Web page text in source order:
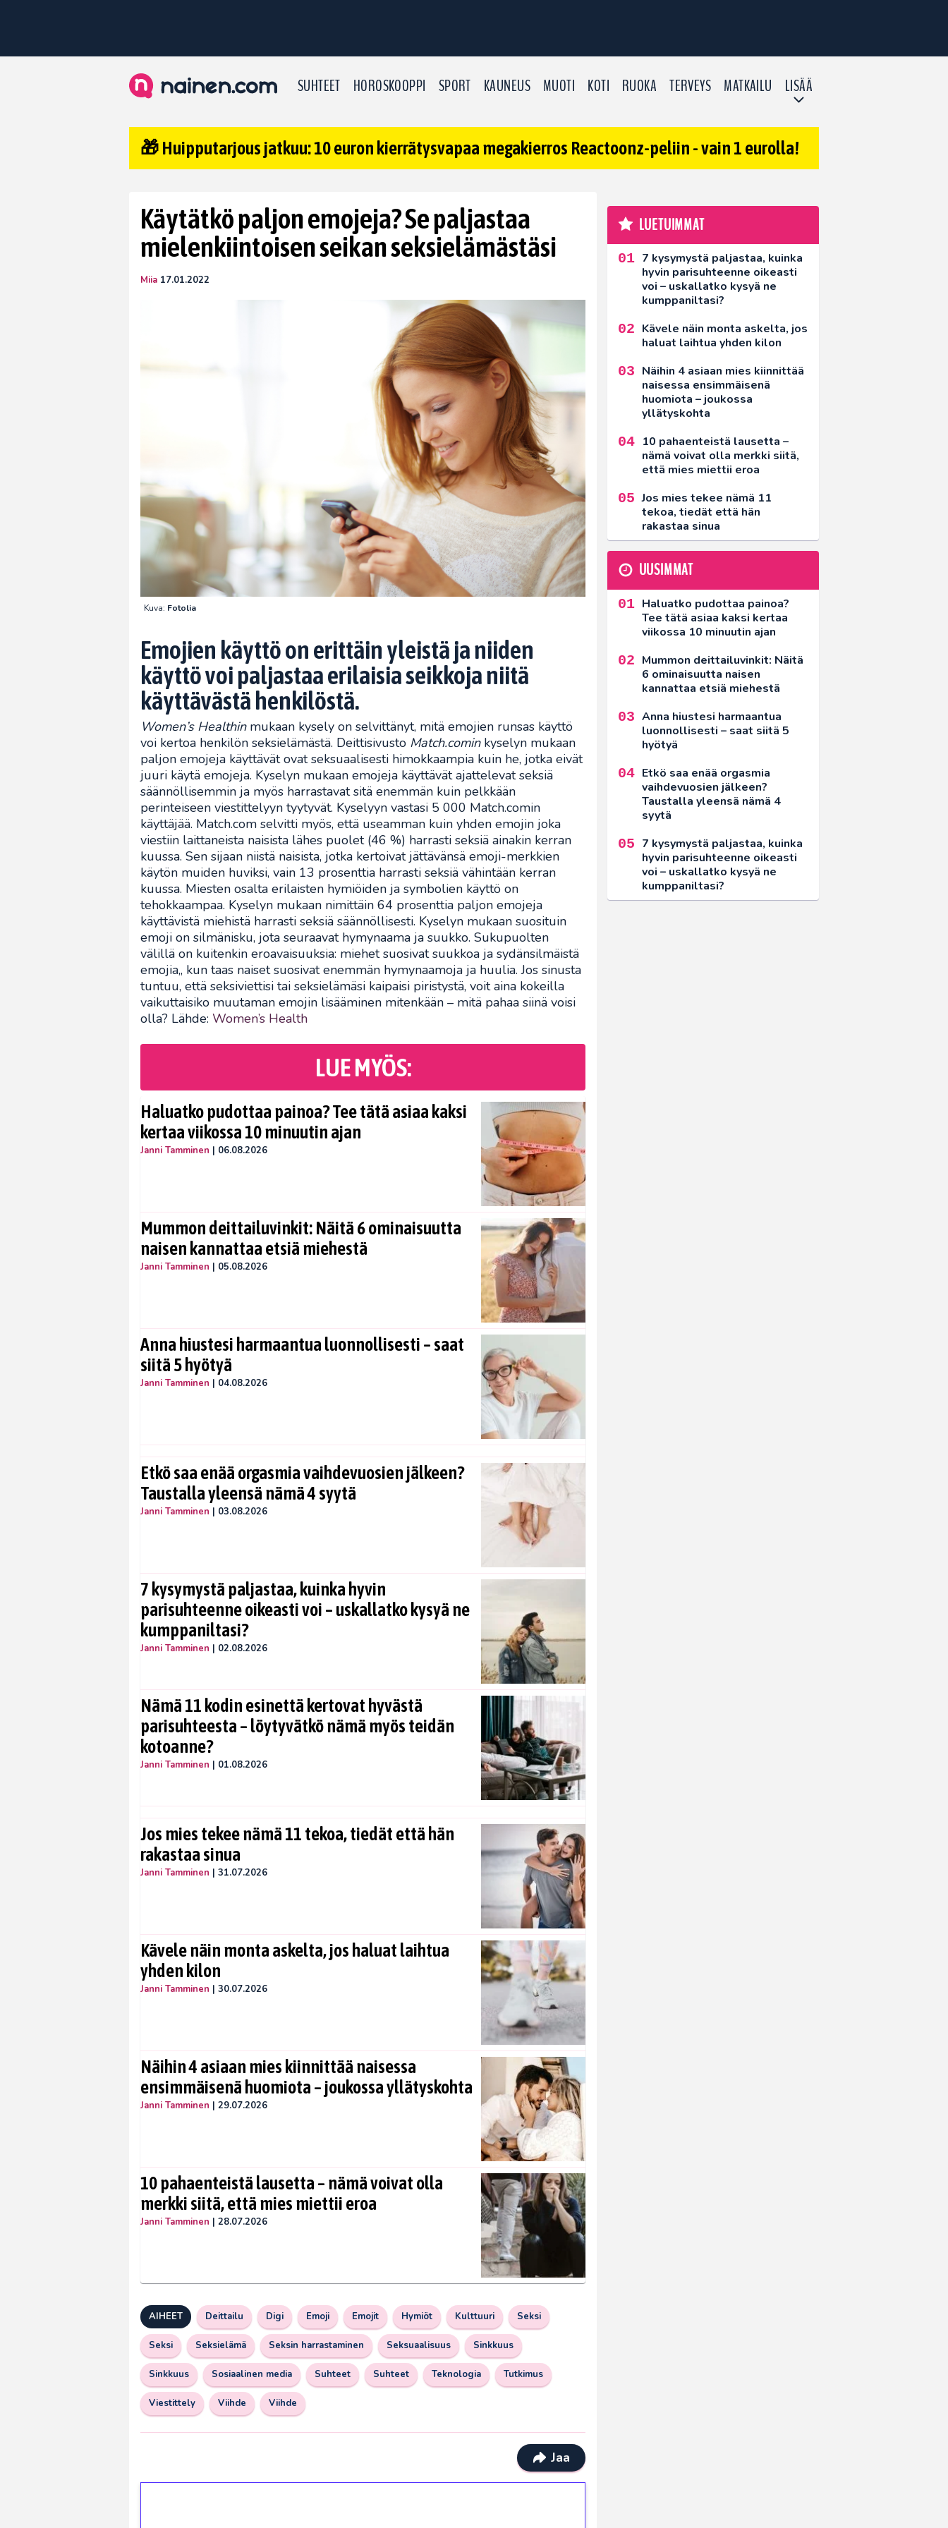
SUHTEET HOROSKOOPPI SPORT KAUNEUS MUOTI KOTI RUOKA TERVEYS MATKAILU LISÄÄ
🎁 Huipputarjous jatkuu: 10 euron kierrätysvapaa megakierros Reactoonz-peliin - vain 1 eurolla!
Käytätkö paljon emojeja? Se paljastaa
mielenkiintoisen seikan seksielämästäsi
Miia 17.01.2022
Kuva: Fotolia
Emojien käyttö on erittäin yleistä ja niiden
käyttö voi paljastaa erilaisia seikkoja niitä
käyttävästä henkilöstä.
Women’s Healthinmukaan kysely on selvittänyt, mitä emojien runsas käyttö
voi kertoa henkilön seksielämästä. Deittisivusto Match.cominkyselyn mukaan
paljon emojeja käyttävät ovat seksuaalisesti himokkaampia kuin he, jotka eivät
juuri käytä emojeja. Kyselyn mukaan emojeja käyttävät ajattelevat seksiä
säännöllisemmin ja myös harrastavat sitä enemmän kuin pelkkään
perinteiseen viestittelyyn tyytyvät. Kyselyyn vastasi 5 000 Match.comin
käyttäjää. Match.com selvitti myös, että useamman kuin yhden emojin joka
viestiin laittaneista naisista lähes puolet (46 %) harrasti seksiä ainakin kerran
kuussa. Sen sijaan niistä naisista, jotka kertoivat jättävänsä emoji-merkkien
käytön muiden huviksi, vain 13 prosenttia harrasti seksiä vähintään kerran
kuussa. Miesten osalta erilaisten hymiöiden ja symbolien käyttö on
tehokkaampaa. Kyselyn mukaan nimittäin 64 prosenttia paljon emojeja
käyttävistä miehistä harrasti seksiä säännöllisesti. Kyselyn mukaan suosituin
emoji on silmänisku, jota seuraavat hymynaama ja suukko. Sukupuolten
välillä on kuitenkin eroavaisuuksia: miehet suosivat suukkoa ja sydänsilmäistä
emojia,, kun taas naiset suosivat enemmän hymynaamoja ja huulia. Jos sinusta
tuntuu, että seksiviettisi tai seksielämäsi kaipaisi piristystä, voit aina kokeilla
vaikuttaisiko muutaman emojin lisääminen mitenkään – mitä pahaa siinä voisi
olla? Lähde: Women’s Health
LUE MYÖS:
Haluatko pudottaa painoa? Tee tätä asiaa kaksi
kertaa viikossa 10 minuutin ajan
Janni Tamminen | 06.08.2026
Mummon deittailuvinkit: Näitä 6 ominaisuutta
naisen kannattaa etsiä miehestä
Janni Tamminen | 05.08.2026
Anna hiustesi harmaantua luonnollisesti – saat
siitä 5 hyötyä
Janni Tamminen | 04.08.2026
Etkö saa enää orgasmia vaihdevuosien jälkeen?
Taustalla yleensä nämä 4 syytä
Janni Tamminen | 03.08.2026
7 kysymystä paljastaa, kuinka hyvin
parisuhteenne oikeasti voi – uskallatko kysyä ne
kumppaniltasi?
Janni Tamminen | 02.08.2026
Nämä 11 kodin esinettä kertovat hyvästä
parisuhteesta – löytyvätkö nämä myös teidän
kotoanne?
Janni Tamminen | 01.08.2026
Jos mies tekee nämä 11 tekoa, tiedät että hän
rakastaa sinua
Janni Tamminen | 31.07.2026
Kävele näin monta askelta, jos haluat laihtua
yhden kilon
Janni Tamminen | 30.07.2026
Näihin 4 asiaan mies kiinnittää naisessa
ensimmäisenä huomiota – joukossa yllätyskohta
Janni Tamminen | 29.07.2026
10 pahaenteistä lausetta – nämä voivat olla
merkki siitä, että mies miettii eroa
Janni Tamminen | 28.07.2026
AIHEET Deittailu Digi Emoji Emojit Hymiöt Kulttuuri Seksi
Seksi Seksielämä Seksin harrastaminen Seksuaalisuus Sinkkuus
Sinkkuus Sosiaalinen media Suhteet Suhteet Teknologia Tutkimus
Viestittely Viihde Viihde
Jaa
LUETUIMMAT
7 kysymystä paljastaa, kuinka
hyvin parisuhteenne oikeasti
voi – uskallatko kysyä ne
kumppaniltasi?
Kävele näin monta askelta, jos
haluat laihtua yhden kilon
Näihin 4 asiaan mies kiinnittää
naisessa ensimmäisenä
huomiota – joukossa
yllätyskohta
10 pahaenteistä lausetta –
nämä voivat olla merkki siitä,
että mies miettii eroa
Jos mies tekee nämä 11
tekoa, tiedät että hän
rakastaa sinua
UUSIMMAT
Haluatko pudottaa painoa?
Tee tätä asiaa kaksi kertaa
viikossa 10 minuutin ajan
Mummon deittailuvinkit: Näitä
6 ominaisuutta naisen
kannattaa etsiä miehestä
Anna hiustesi harmaantua
luonnollisesti – saat siitä 5
hyötyä
Etkö saa enää orgasmia
vaihdevuosien jälkeen?
Taustalla yleensä nämä 4
syytä
7 kysymystä paljastaa, kuinka
hyvin parisuhteenne oikeasti
voi – uskallatko kysyä ne
kumppaniltasi?